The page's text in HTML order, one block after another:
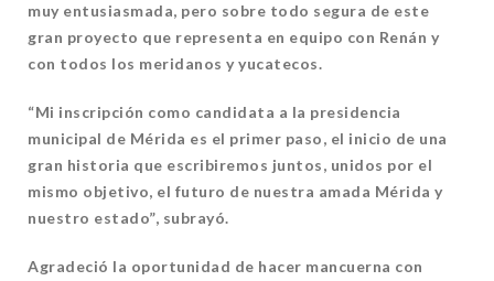
muy entusiasmada, pero sobre todo segura de este
gran proyecto que representa en equipo con Renán y
con todos los meridanos y yucatecos.
“Mi inscripción como candidata a la presidencia
municipal de Mérida es el primer paso, el inicio de una
gran historia que escribiremos juntos, unidos por el
mismo objetivo, el futuro de nuestra amada Mérida y
nuestro estado”, subrayó.
Agradeció la oportunidad de hacer mancuerna con